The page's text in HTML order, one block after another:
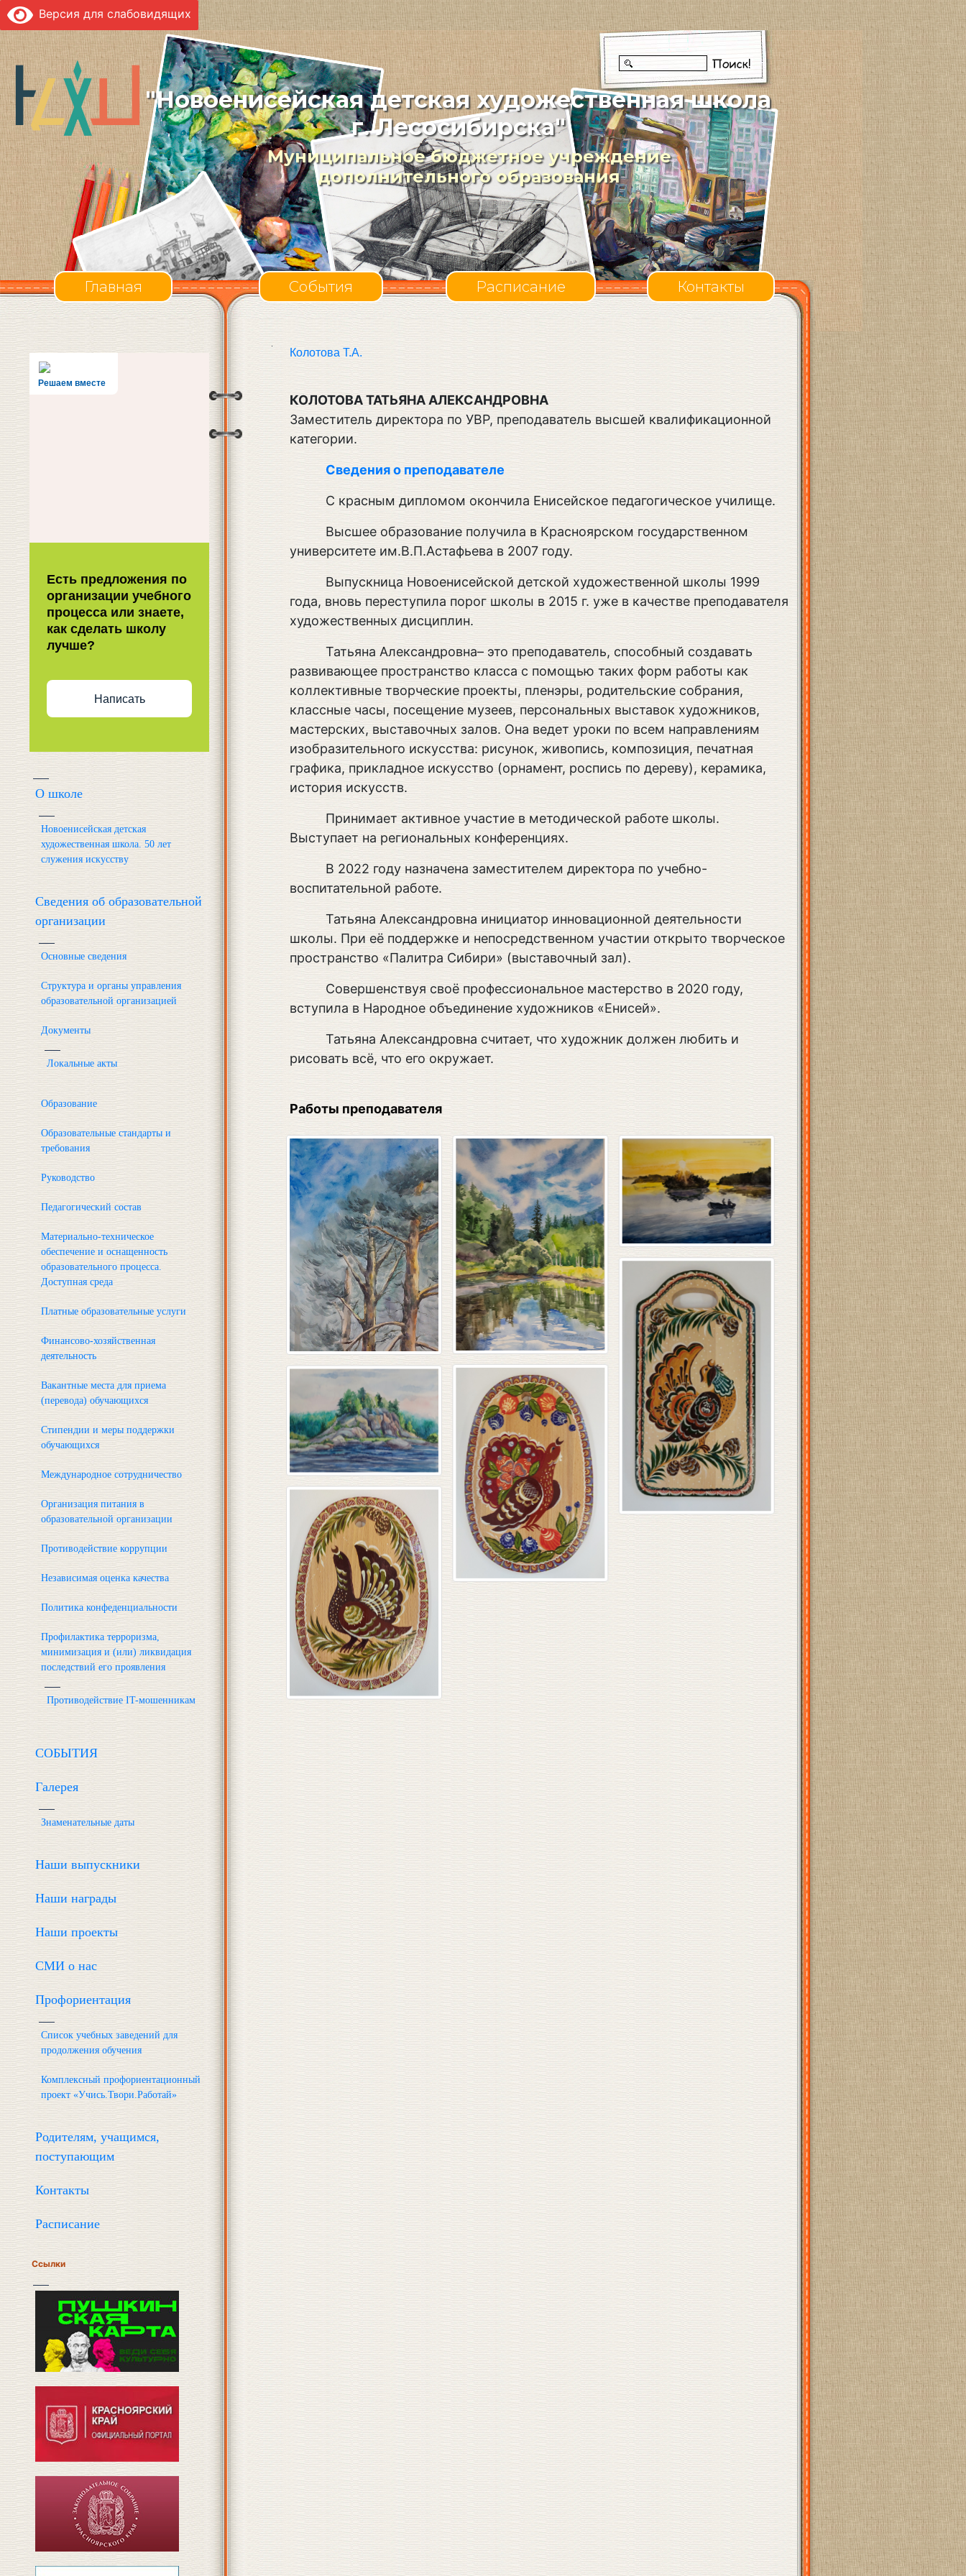
Версия для слабовидящих
"Новоенисейская детская художественная школа
г. Лесосибирска"
Муниципальное бюджетное учреждение
дополнительного образования
Расписание Контакты
Главная События
Решаем вместе
Есть предложения по
организации учебного
процесса или знаете,
как сделать школу
лучше?
Написать
О школе
Новоенисейская детская
художественная школа. 50 лет
служения искусству
Сведения об образовательной
организации
Основные сведения
Структура и органы управления
образовательной организацией
Документы
Локальные акты
Образование
Образовательные стандарты и
требования
Руководство
Педагогический состав
Материально-техническое
обеспечение и оснащенность
образовательного процесса.
Доступная среда
Платные образовательные услуги
Финансово-хозяйственная
деятельность
Вакантные места для приема
(перевода) обучающихся
Стипендии и меры поддержки
обучающихся
Международное сотрудничество
Организация питания в
образовательной организации
Противодействие коррупции
Независимая оценка качества
Политика конфеденциальности
Профилактика терроризма,
минимизация и (или) ликвидация
последствий его проявления
Противодействие IT-мошенникам
СОБЫТИЯ
Галерея
Знаменательные даты
Наши выпускники
Наши награды
Наши проекты
СМИ о нас
Профориентация
Список учебных заведений для
продолжения обучения
Комплексный профориентационный
проект «Учись.Твори.Работай»
Родителям, учащимся,
поступающим
Контакты
Расписание
Ссылки
Колотова Т.А.
КОЛОТОВА ТАТЬЯНА АЛЕКСАНДРОВНА
Заместитель директора по УВР, преподаватель высшей квалификационной
категории.
Сведения о преподавателе
С красным дипломом окончила Енисейское педагогическое училище.
Высшее образование получила в Красноярском государственном
университете им.В.П.Астафьева в 2007 году.
Выпускница Новоенисейской детской художественной школы 1999
года, вновь переступила порог школы в 2015 г. уже в качестве преподавателя
художественных дисциплин.
Татьяна Александровна– это преподаватель, способный создавать
развивающее пространство класса с помощью таких форм работы как
коллективные творческие проекты, пленэры, родительские собрания,
классные часы, посещение музеев, персональных выставок художников,
мастерских, выставочных залов. Она ведет уроки по всем направлениям
изобразительного искусства: рисунок, живопись, композиция, печатная
графика, прикладное искусство (орнамент, роспись по дереву), керамика,
история искусств.
Принимает активное участие в методической работе школы.
Выступает на региональных конференциях.
В 2022 году назначена заместителем директора по учебно-
воспитательной работе.
Татьяна Александровна инициатор инновационной деятельности
школы. При её поддержке и непосредственном участии открыто творческое
пространство «Палитра Сибири» (выставочный зал).
Совершенствуя своё профессиональное мастерство в 2020 году,
вступила в Народное объединение художников «Енисей».
Татьяна Александровна считает, что художник должен любить и
рисовать всё, что его окружает.
Работы преподавателя